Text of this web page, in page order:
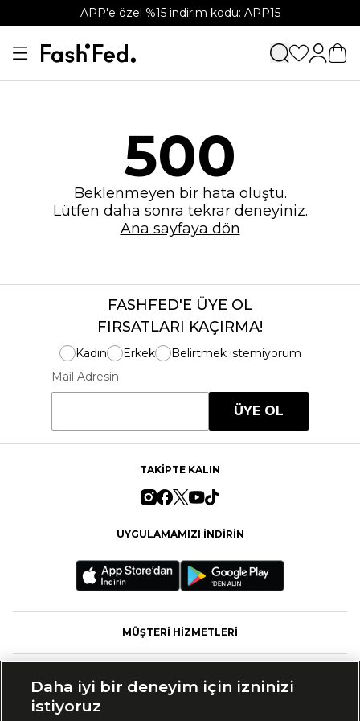
APP'e özel %15 indirim kodu: APP15
500
Beklenmeyen bir hata oluştu.
Lütfen daha sonra tekrar deneyiniz.
Ana sayfaya dön
FASHFED'E ÜYE OL
FIRSATLARI KAÇIRMA!
Kadın Erkek
Belirtmek istemiyorum
Mail Adresin
ÜYE OL
TAKİPTE KALIN
UYGULAMAMIZI İNDİRİN
MÜŞTERİ HİZMETLERİ
Daha iyi bir deneyim için izninizi
istiyoruz